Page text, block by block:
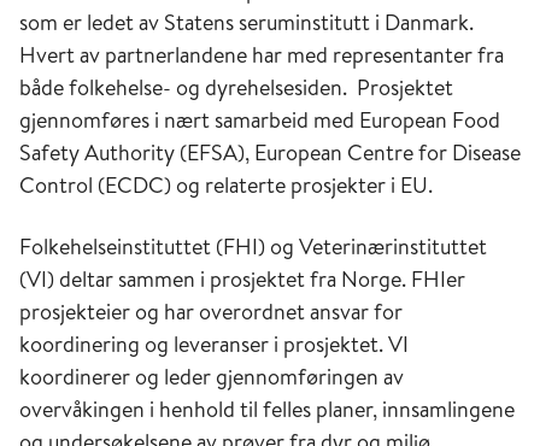
som er ledet av Statens seruminstitutt i Danmark.
Hvert av partnerlandene har med representanter fra
både folkehelse- og dyrehelsesiden. Prosjektet
gjennomføres i nært samarbeid med European Food
Safety Authority (EFSA), European Centre for Disease
Control (ECDC) og relaterte prosjekter i EU.
Folkehelseinstituttet (FHI) og Veterinærinstituttet
(VI) deltar sammen i prosjektet fra Norge. FHIer
prosjekteier og har overordnet ansvar for
koordinering og leveranser i prosjektet. VI
koordinerer og leder gjennomføringen av
overvåkingen i henhold til felles planer, innsamlingene